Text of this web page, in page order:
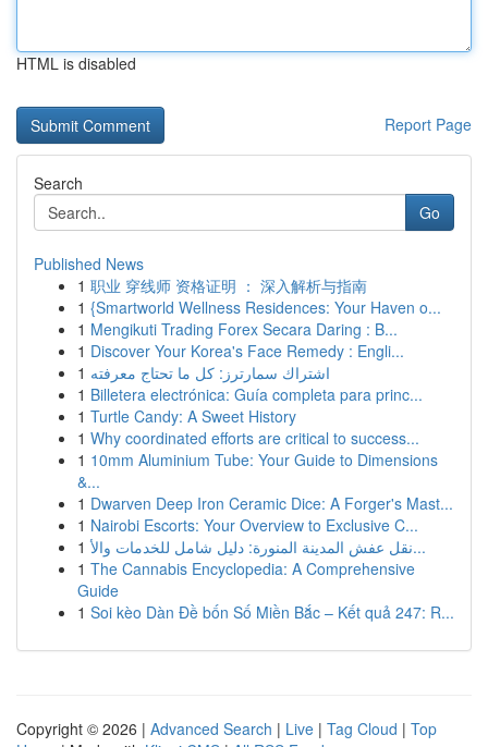
HTML is disabled
Report Page
Search
Go
Published News
1 职业 穿线师 资格证明 ： 深入解析与指南
1 {Smartworld Wellness Residences: Your Haven o...
1 Mengikuti Trading Forex Secara Daring : B...
1 Discover Your Korea's Face Remedy : Engli...
1 اشتراك سمارترز: كل ما تحتاج معرفته
1 Billetera electrónica: Guía completa para princ...
1 Turtle Candy: A Sweet History
1 Why coordinated efforts are critical to success...
1 10mm Aluminium Tube: Your Guide to Dimensions
&...
1 Dwarven Deep Iron Ceramic Dice: A Forger's Mast...
1 Nairobi Escorts: Your Overview to Exclusive C...
1
نقل عفش المدينة المنورة: دليل شامل للخدمات والأ...
1 The Cannabis Encyclopedia: A Comprehensive
Guide
1 Soi kèo Dàn Đề bốn Số Miền Bắc – Kết quả 247: R...
Copyright © 2026 | Advanced Search | Live | Tag Cloud | Top